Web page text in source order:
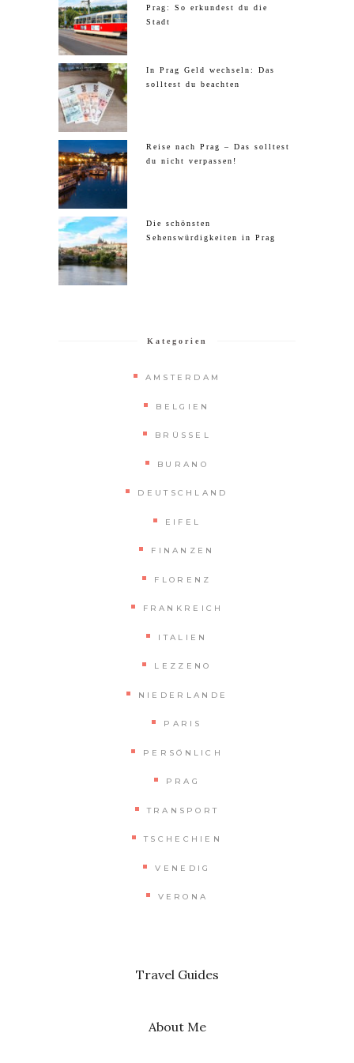
Prag: So erkundest du die
Stadt
In Prag Geld wechseln: Das
solltest du beachten
Reise nach Prag – Das solltest
du nicht verpassen!
Die schönsten
Sehenswürdigkeiten in Prag
Kategorien
AMSTERDAM
BELGIEN
BRÜSSEL
BURANO
DEUTSCHLAND
EIFEL
FINANZEN
FLORENZ
FRANKREICH
ITALIEN
LEZZENO
NIEDERLANDE
PARIS
PERSÖNLICH
PRAG
TRANSPORT
TSCHECHIEN
VENEDIG
VERONA
Travel Guides
About Me